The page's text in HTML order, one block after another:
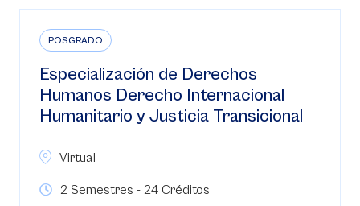
POSGRADO
Especialización de Derechos
Humanos Derecho Internacional
Humanitario y Justicia Transicional
Virtual
2 Semestres - 24 Créditos